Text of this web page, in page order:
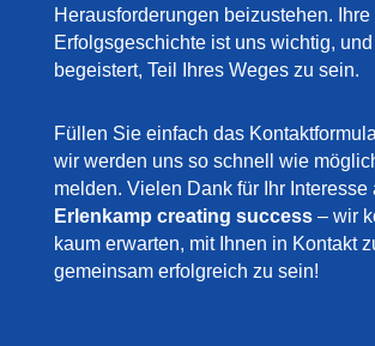
Herausforderungen beizustehen. Ihre
Erfolgsgeschichte ist uns wichtig,
begeistert, Teil Ihres Weges zu sein.
Füllen Sie einfach das
wir werden uns so schnell wie
melden. Vielen Dank für Ihr Interesse
Erlenkamp creating success– wir
kaum erwarten, mit Ihnen in Kontakt
gemeinsam erfolgreich zu sein!